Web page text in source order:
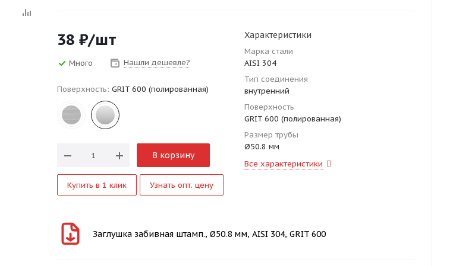
38 ₽/шт
Много Нашли дешевле?
Поверхность: GRIT 600 (полированная)
В корзину
Купить в 1 клик Узнать опт. цену
Характеристики
Марка стали
AISI 304
Тип соединения
внутренний
Поверхность
GRIT 600 (полированная)
Размер трубы
Ø50.8 мм
Все характеристики
Заглушка забивная штамп., Ø50.8 мм, AISI 304, GRIT 600